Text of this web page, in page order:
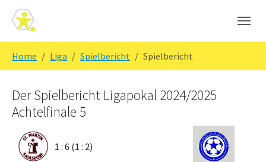
Skip to main navigation
Zum Hauptinhalt springen
Skip to page footer
Home Liga Spielbericht Spielbericht
Der Spielbericht Ligapokal 2024/2025
Achtelfinale 5
1 : 6 (1 : 2)